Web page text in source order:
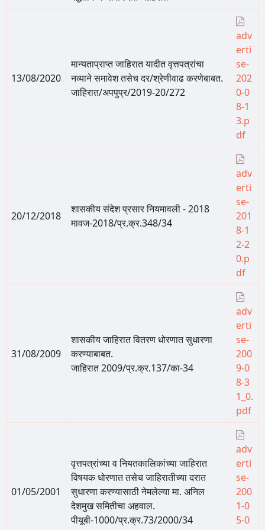
13/08/2020
मान्यताप्राप्त जाहिरात यादीत वृत्तपत्रांचा
नव्याने समावेश तसेच दर/श्रेणीवाढ करणेबाबत.
जाहिरात/अपपुप्र/2019-20/272
adv
erti
se-
202
0-0
8-1
3.p
df
20/12/2018
शासकीय संदेश प्रसार नियमावली - 2018
मावज-2018/प्र.क्र.348/34
adv
erti
se-
201
8-1
2-2
0.p
df
31/08/2009
शासकीय जाहिरात वितरण धोरणात सुधारणा
करण्याबाबत.
जाहिरात 2009/प्र.क्र.137/का-34
adv
erti
se-
200
9-0
8-3
1_0.
pdf
01/05/2001
वृत्तपत्रांच्या व नियतकालिकांच्या जाहिरात
विषयक धोरणात तसेच जाहिरातीच्या दरात
सुधारणा करण्यासाठी नेमलेल्या मा. अनिल
देशमुख समितीचा अहवाल.
पीयूबी-1000/प्र.क्र.73/2000/34
adv
erti
se-
200
1-0
5-0